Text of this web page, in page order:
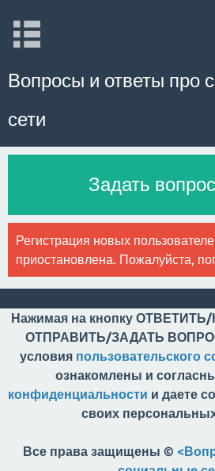
Вопросы и ответы про
сети
Задать вопрос
Регистрация новых
приостановлена. Пожалуйста,
Нажимая на кнопку
ОТПРАВИТЬ/ЗАДАТЬ
условия пользовательского
ознакомлены и
конфиденциальности и даете
своих
Все права защищены ©